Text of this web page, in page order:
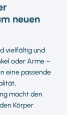
neuen
vielfältig und
oder Arme –
eine passende
macht den
Körper